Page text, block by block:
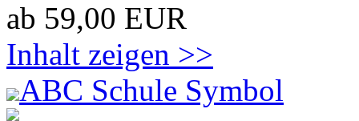
ab 59,00 EUR
Inhalt zeigen >>
ABC Schule Symbol